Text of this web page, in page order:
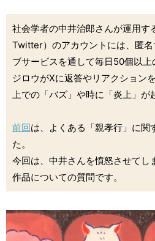
社会学者の中井治郎さんが運用す
Twitter）のアカウントには、匿
ブサービスを通して毎日50個以上
ジロウがXに返答やリアクション
上での「バズ」や時に「炎上」
前回は、よくある「親孝行」に関
た。
今回は、中井さんを憤怒させてし
作品についての質問です。